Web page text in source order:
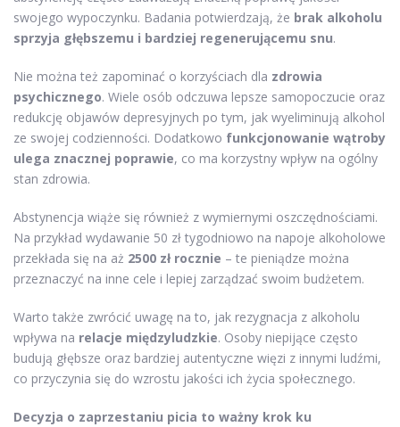
swojego wypoczynku. Badania potwierdzają, że brak alkoholu
sprzyja głębszemu i bardziej regenerującemu snu.
Nie można też zapominać o korzyściach dla zdrowia
psychicznego. Wiele osób odczuwa lepsze samopoczucie oraz
redukcję objawów depresyjnych po tym, jak wyeliminują alkohol
ze swojej codzienności. Dodatkowo funkcjonowanie wątroby
ulega znacznej poprawie, co ma korzystny wpływ na ogólny
stan zdrowia.
Abstynencja wiąże się również z wymiernymi oszczędnościami.
Na przykład wydawanie 50 zł tygodniowo na napoje alkoholowe
przekłada się na aż 2500 zł rocznie – te pieniądze można
przeznaczyć na inne cele i lepiej zarządzać swoim budżetem.
Warto także zwrócić uwagę na to, jak rezygnacja z alkoholu
wpływa na relacje międzyludzkie. Osoby niepijące często
budują głębsze oraz bardziej autentyczne więzi z innymi ludźmi,
co przyczynia się do wzrostu jakości ich życia społecznego.
Decyzja o zaprzestaniu picia to ważny krok ku